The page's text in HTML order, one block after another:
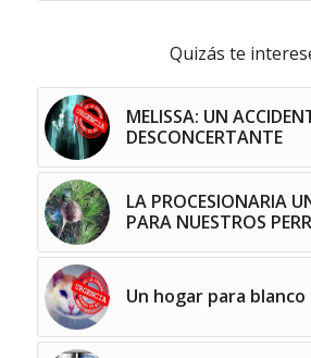
Quizás te
MELISSA: UN
DESCONCERTANTE
LA PROCESIONARIA
PARA NUESTROS
Un hogar para blanco